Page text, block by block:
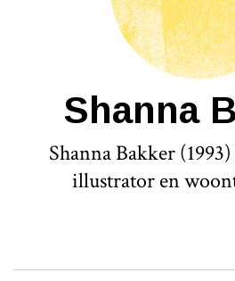
Shanna
Shanna Bakker
illustrator en